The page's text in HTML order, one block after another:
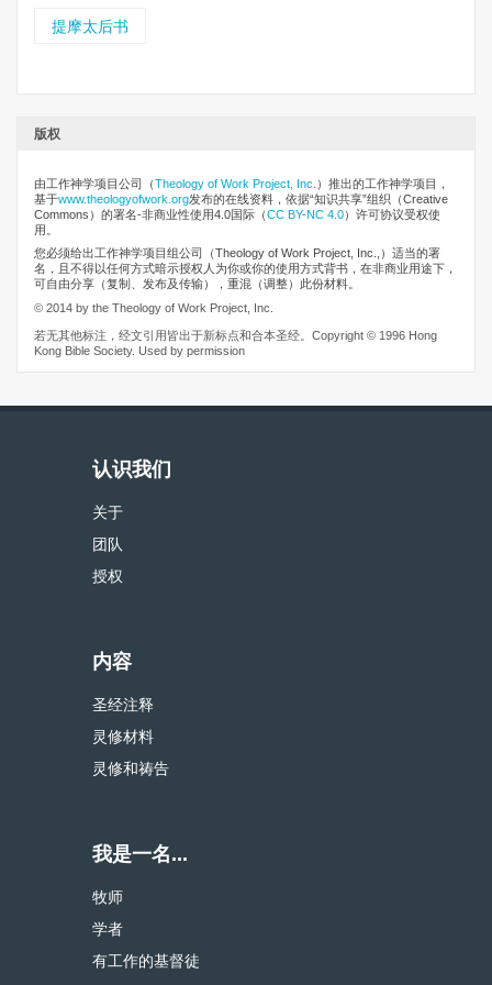
提摩太后书
版权
由工作神学项目公司 （Theology of Work Project, Inc. ）推出的工作神学项目，
基于www.theologyofwork.org发布的在线资料，依据“知识共享”组织（Creative
Commons）的署名-非商业性使用4.0国际（CC BY-NC 4.0）许可协议受权使
用。
您必须给出工作神学项目组公司（Theology of Work Project, Inc.,）适当的署
名，且不得以任何方式暗示授权人为你或你的使用方式背书，在非商业用途下，
可自由分享（复制、发布及传输），重混（调整）此份材料。
© 2014 by the Theology of Work Project, Inc.
若无其他标注，经文引用皆出于新标点和合本圣经。Copyright © 1996 Hong
Kong Bible Society. Used by permission
认识我们
关于
团队
授权
内容
圣经注释
灵修材料
灵修和祷告
我是一名...
牧师
学者
有工作的基督徒